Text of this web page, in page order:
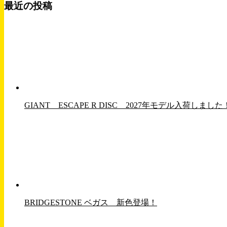
最近の投稿
GIANT ESCAPE R DISC 2027年モデル入荷しました
BRIDGESTONE ベガス 新色登場！